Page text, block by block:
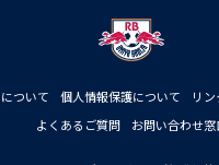
ついて 個人情報保護について リ
よくあるご質問
お問い合わせ窓